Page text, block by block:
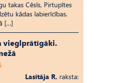
takas Cēsīs, Pirtupītes
kādas labierīcības.
[…]
vieglprātīgāki.
Lasītāja R. raksta: